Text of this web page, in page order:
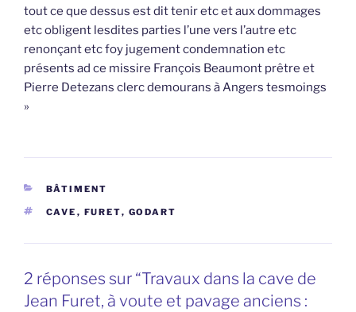
tout ce que dessus est dit tenir etc et aux dommages
etc obligent lesdites parties l’une vers l’autre etc
renonçant etc foy jugement condemnation etc
présents ad ce missire François Beaumont prêtre et
Pierre Detezans clerc demourans à Angers tesmoings
»
CATÉGORIES
BÂTIMENT
ÉTIQUETTES
CAVE , FURET, GODART
2 réponses sur “Travaux dans la cave de
Jean Furet, à voute et pavage anciens :